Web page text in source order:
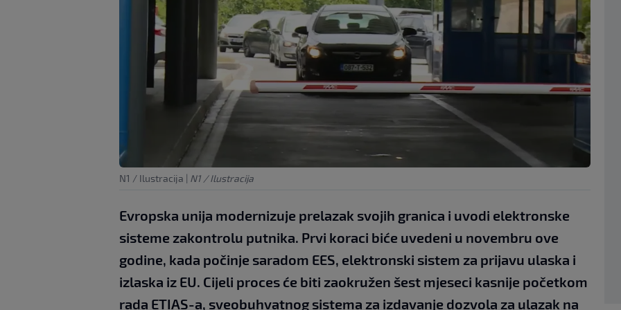
N1 / Ilustracija | N1 / Ilustracija
Evropska unija modernizuje prelazak svojih granica i uvodi elektronske
sisteme zakontrolu putnika. Prvi koraci biće uvedeni u novembru ove
godine, kada počinje saradom EES, elektronski sistem za prijavu ulaska i
izlaska iz EU. Cijeli proces će biti zaokružen šest mjeseci kasnije početkom
rada ETIAS-a, sveobuhvatnog sistema za izdavanje dozvola za ulazak na